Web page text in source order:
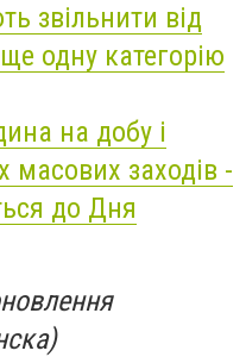
звільнити від
одну категорію
на добу і
масових заходів -
до Дня